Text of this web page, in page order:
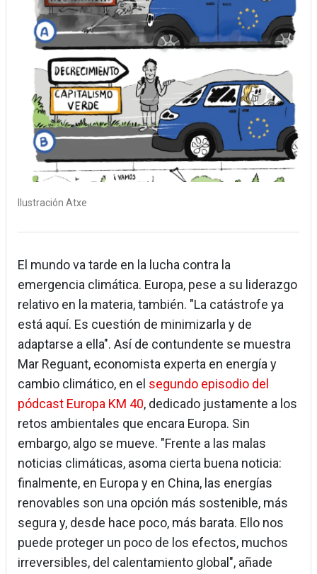
Ilustración Atxe
El mundo va tarde en la lucha contra la
emergencia climática. Europa, pese a su liderazgo
relativo en la materia, también. "La catástrofe ya
está aquí. Es cuestión de minimizarla y de
adaptarse a ella". Así de contundente se muestra
Mar Reguant, economista experta en energía y
cambio climático, en el segundo episodio del
pódcast Europa KM 40, dedicado justamente a los
retos ambientales que encara Europa. Sin
embargo, algo se mueve. "Frente a las malas
noticias climáticas, asoma cierta buena noticia:
finalmente, en Europa y en China, las energías
renovables son una opción más sostenible, más
segura y, desde hace poco, más barata. Ello nos
puede proteger un poco de los efectos, muchos
irreversibles, del calentamiento global", añade